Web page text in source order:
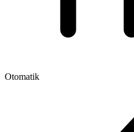
Otomatik